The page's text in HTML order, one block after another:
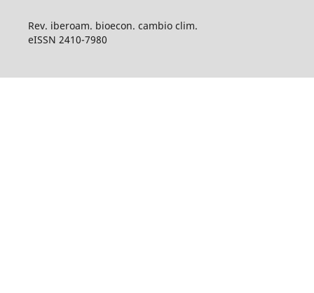
Rev. iberoam. bioecon. cambio clim.
eISSN 2410-7980